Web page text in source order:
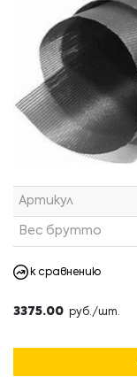
Артикул
Вес брутто
к сравнению
3375.00 руб./шт.